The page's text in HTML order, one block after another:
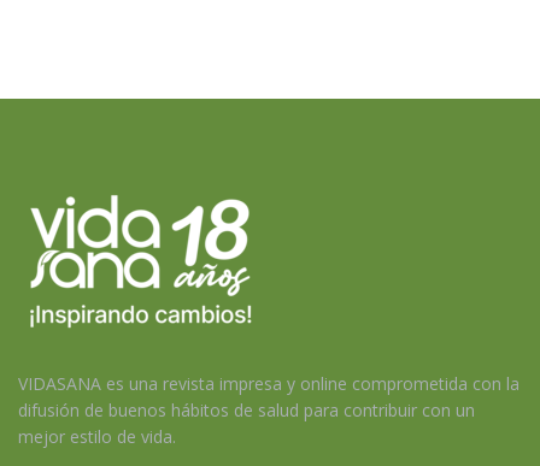
VIDASANA es una revista impresa y online comprometida con la
difusión de buenos hábitos de salud para contribuir con un
mejor estilo de vida.